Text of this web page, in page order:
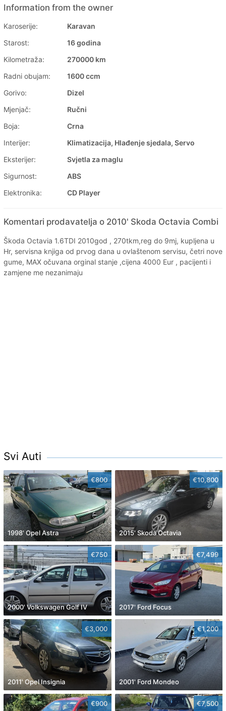
Information from the owner
Karoserije:
Karavan
Starost:
16 godina
Kilometraža:
270000 km
Radni obujam:
1600 ccm
Gorivo:
Dizel
Mjenjač:
Ručni
Boja:
Crna
Interijer:
Klimatizacija, Hlađenje sjedala, Servo
Eksterijer:
Svjetla za maglu
Sigurnost:
ABS
Elektronika:
CD Player
Komentari prodavatelja o 2010' Skoda Octavia Combi
Škoda Octavia 1.6TDI 2010god , 270tkm,reg do 9mj, kupljena u
Hr, servisna knjiga od prvog dana u ovlaštenom servisu, četri nove
gume, MAX očuvana orginal stanje ,cijena 4000 Eur , pacijenti i
zamjene me nezanimaju
Svi Auti
€800
1998' Opel Astra
€10,800
2015' Skoda Octavia
€750
2000' Volkswagen Golf IV
€7,499
2017' Ford Focus
€3,000
2011' Opel Insignia
€1,200
2001' Ford Mondeo
€900 €7,500